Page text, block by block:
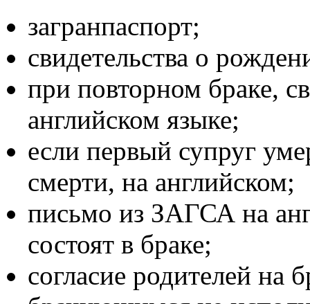
загранпаспорт;
свидетельства о
при повторном браке,
английском языке;
если первый супруг
смерти, на английском;
письмо из ЗАГСА на
состоят в браке;
согласие родителей на